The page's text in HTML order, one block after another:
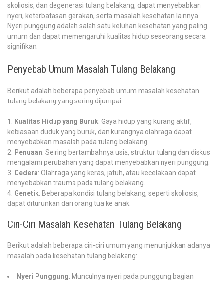
skoliosis, dan degenerasi tulang belakang, dapat menyebabkan
nyeri, keterbatasan gerakan, serta masalah kesehatan lainnya.
Nyeri punggung adalah salah satu keluhan kesehatan yang paling
umum dan dapat memengaruhi kualitas hidup seseorang secara
signifikan.
Penyebab Umum Masalah Tulang Belakang
Berikut adalah beberapa penyebab umum masalah kesehatan
tulang belakang yang sering dijumpai:
Kualitas Hidup yang Buruk: Gaya hidup yang kurang aktif,
kebiasaan duduk yang buruk, dan kurangnya olahraga dapat
menyebabkan masalah pada tulang belakang.
Penuaan: Seiring bertambahnya usia, struktur tulang dan diskus
mengalami perubahan yang dapat menyebabkan nyeri punggung.
Cedera: Olahraga yang keras, jatuh, atau kecelakaan dapat
menyebabkan trauma pada tulang belakang.
Genetik: Beberapa kondisi tulang belakang, seperti skoliosis,
dapat diturunkan dari orang tua ke anak.
Ciri-Ciri Masalah Kesehatan Tulang Belakang
Berikut adalah beberapa ciri-ciri umum yang menunjukkan adanya
masalah pada kesehatan tulang belakang:
Nyeri Punggung: Munculnya nyeri pada punggung bagian